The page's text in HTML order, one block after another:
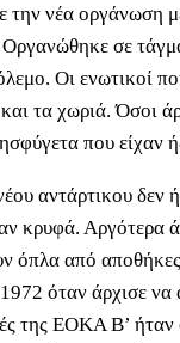
την νέα οργάνωση
σε
Οι ενωτικοί
τα χωριά. Όσοι
που είχαν
αντάρτικου δεν
κρυφά. Αργότερα
όπλα από
όταν άρχισε
της ΕΟΚΑ Β’